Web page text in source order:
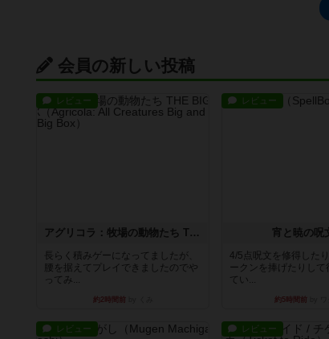
会員の新しい投稿
レビュー
アグリコラ：牧場の動物たち THE BIG BOX
長らく積みゲーになってましたが、
腰を据えてプレイできましたのでや
ってみ...
約2時間前
レビュー
宵と暁の呪
4/5点呪文を修得した
ークンを捧げたりして
てい...
約5時間前
レビュー レビュー